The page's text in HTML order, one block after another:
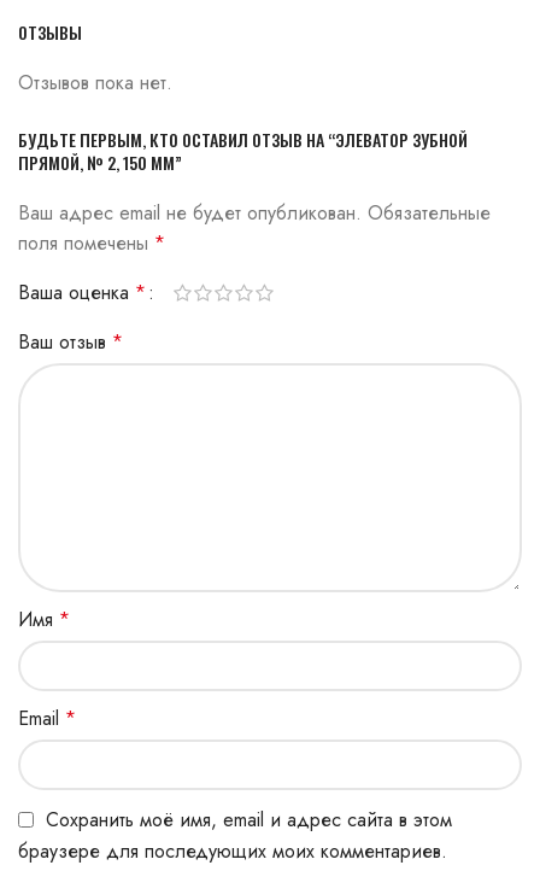
ОТЗЫВЫ
Отзывов пока нет.
БУДЬТЕ ПЕРВЫМ, КТО ОСТАВИЛ ОТЗЫВ НА “ЭЛЕВАТОР ЗУБНОЙ
ПРЯМОЙ, № 2, 150 ММ”
Ваш адрес email не будет опубликован. Обязательные
поля помечены *
Ваша оценка *
Ваш отзыв *
Имя *
Email *
Сохранить моё имя, email и адрес сайта в этом
браузере для последующих моих комментариев.